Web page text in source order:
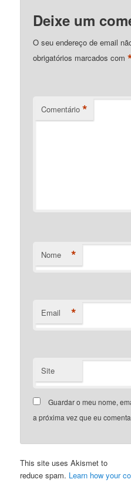
Deixe um
O seu endereço de email
obrigatórios marcados com
Comentário *
Nome *
Email *
Site
Guardar o meu nome,
a próxima vez que eu
This site uses Akismet to
reduce spam. Learn how your